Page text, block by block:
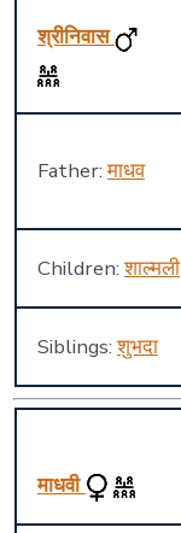
श्रीनिवास
Father:माधव
Children:शाल्मली
Siblings:शुभदा
माधवी